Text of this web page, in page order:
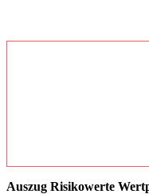
Auszug Risikowerte